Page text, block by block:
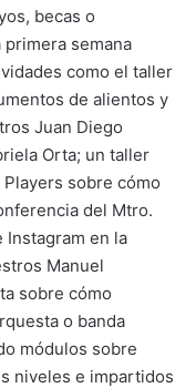
becas o
semana
como el taller
de alientos y
Juan Diego
Orta; un taller
sobre cómo
del Mtro.
Instagram en la
Manuel
sobre cómo
o banda
módulos sobre
niveles e impartidos